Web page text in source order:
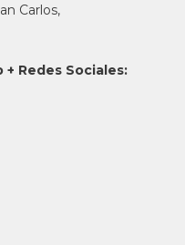
Carlos,
Redes Sociales: